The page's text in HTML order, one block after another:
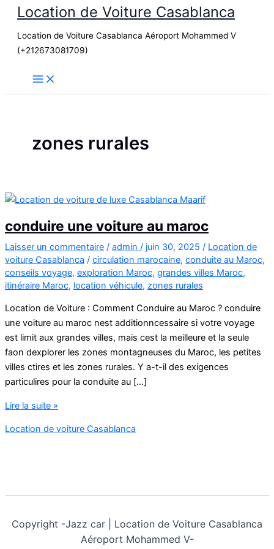
contenu
Location de Voiture Casablanca
Location de Voiture Casablanca Aéroport Mohammed V
(+212673081709)
zones rurales
conduire une voiture au maroc
Laisser un commentaire / admin / juin 30, 2025 / Location de
voiture Casablanca / circulation marocaine, conduite au Maroc,
conseils voyage, exploration Maroc, grandes villes Maroc,
itinéraire Maroc, location véhicule, zones rurales
Location de Voiture : Comment Conduire au Maroc ? conduire
une voiture au maroc nest additionncessaire si votre voyage
est limit aux grandes villes, mais cest la meilleure et la seule
faon dexplorer les zones montagneuses du Maroc, les petites
villes ctires et les zones rurales. Y a-t-il des exigences
particulires pour la conduite au […]
conduire
voiture
Lire la suite »
Location de voiture Casablanca
Copyright -Jazz car | Location de Voiture Casablanca
Aéroport Mohammed V-